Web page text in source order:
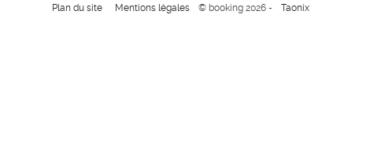
Plan du site Mentions légales © booking 2026 - Taonix